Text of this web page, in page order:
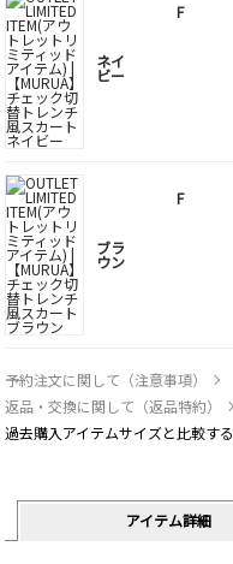
ネイ
ビー
F
ブラ
ウン
F
予約注文に関して（注意事項）
返品・交換に関して（返品特約）
過去購入アイテムサイズと比較する
アイテム詳細